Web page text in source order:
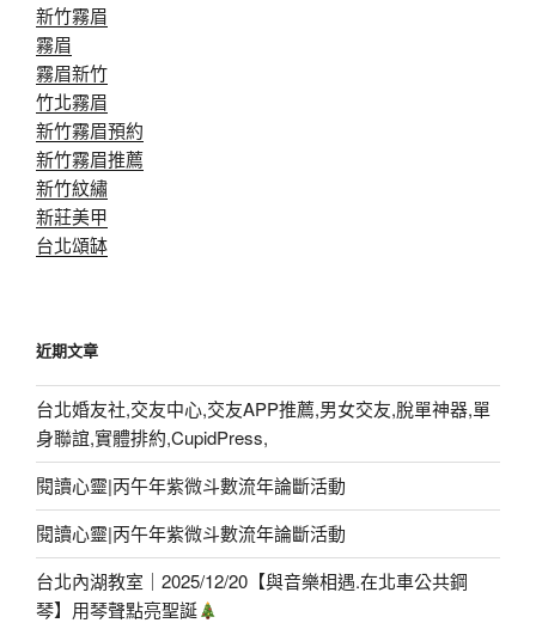
新竹霧眉
霧眉
霧眉新竹
竹北霧眉
新竹霧眉預約
新竹霧眉推薦
新竹紋繡
新莊美甲
台北頌缽
近期文章
台北婚友社,交友中心,交友APP推薦,男女交友,脫單神器,單
身聯誼,實體排約,CupidPress,
閱讀心靈|丙午年紫微斗數流年論斷活動
閱讀心靈|丙午年紫微斗數流年論斷活動
台北內湖教室｜2025/12/20【與音樂相遇.在北車公共鋼
琴】用琴聲點亮聖誕